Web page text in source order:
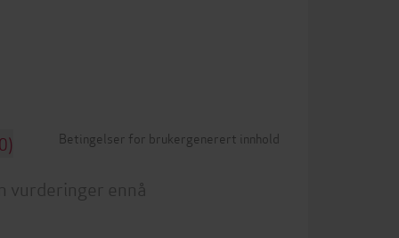
Betingelser for brukergenerert innhold
vurderinger ennå